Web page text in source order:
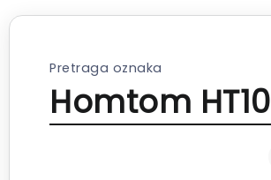
Pretraga oznaka
Homtom HT10